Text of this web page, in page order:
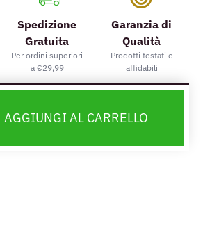
Spedizione
Gratuita
Per ordini superiori
a €29,99
Garanzia di
Qualità
Prodotti testati e
affidabili
AGGIUNGI AL CARRELLO